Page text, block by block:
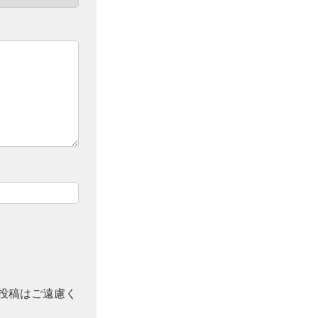
稿はご遠慮く